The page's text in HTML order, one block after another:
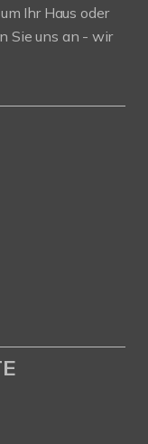
Ihr Haus oder
Sie uns an - wir